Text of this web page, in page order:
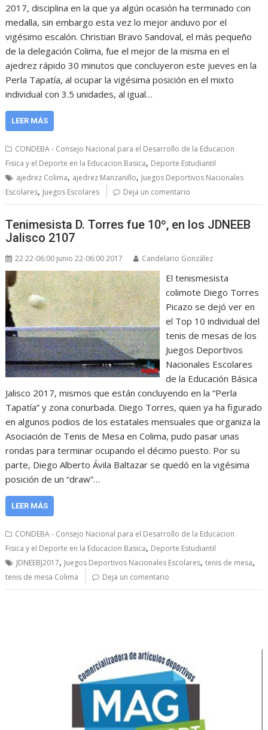
2017, disciplina en la que ya algún ocasión ha terminado con
medalla, sin embargo esta vez lo mejor anduvo por el
vigésimo escalón. Christian Bravo Sandoval, el más pequeño
de la delegación Colima, fue el mejor de la misma en el
ajedrez rápido 30 minutos que concluyeron este jueves en la
Perla Tapatía, al ocupar la vigésima posición en el mixto
individual con 3.5 unidades, al igual…
LEER MÁS
CONDEBA - Consejo Nacional para el Desarrollo de la Educacion
Fisica y el Deporte en la Educacion Basica, Deporte Estudiantil
ajedrez Colima, ajedrez Manzanillo, Juegos Deportivos Nacionales
Escolares, Juegos Escolares Deja un comentario
Tenimesista D. Torres fue 10º, en los JDNEEB
Jalisco 2107
22 22-06:00 junio 22-06:00 2017 Candelario González
El tenismesista
colimote Diego Torres
Picazo se dejó ver en
el Top 10 individual del
tenis de mesas de los
Juegos Deportivos
Nacionales Escolares
de la Educación Básica
Jalisco 2017, mismos que están concluyendo en la “Perla
Tapatía” y zona conurbada. Diego Torres, quien ya ha figurado
en algunos podios de los estatales mensuales que organiza la
Asociación de Tenis de Mesa en Colima, pudo pasar unas
rondas para terminar ocupando el décimo puesto. Por su
parte, Diego Alberto Ávila Baltazar se quedó en la vigésima
posición de un “draw”…
LEER MÁS
CONDEBA - Consejo Nacional para el Desarrollo de la Educacion
Fisica y el Deporte en la Educacion Basica, Deporte Estudiantil
JDNEEBJ2017, Juegos Deportivos Nacionales Escolares,tenis de mesa,
tenis de mesa Colima Deja un comentario